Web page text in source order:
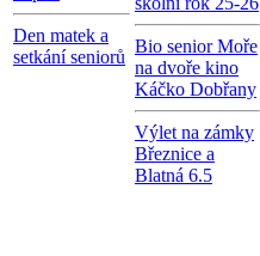
Den matek a
setkání seniorů
Bio senior Moře
na dvoře kino
Káčko Dobřany
Výlet na zámky
Březnice a
Blatná 6.5